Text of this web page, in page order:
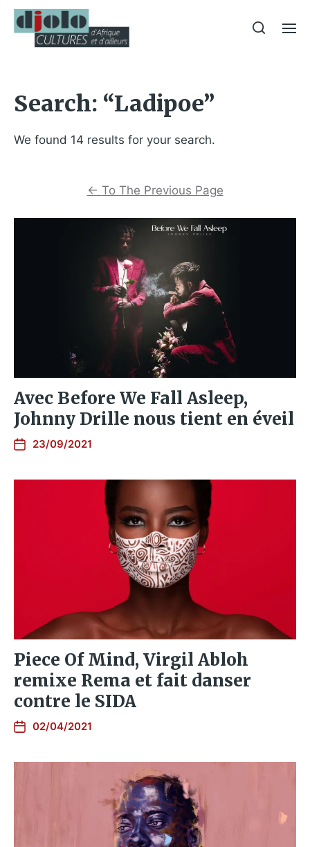
Search: “Ladipoe”
We found 14 results for your search.
← To The Previous Page
Avec Before We Fall Asleep,
Johnny Drille nous tient en éveil
23/09/2021
Piece Of Mind, Virgil Abloh
remixe Rema et fait danser
contre le SIDA
02/04/2021